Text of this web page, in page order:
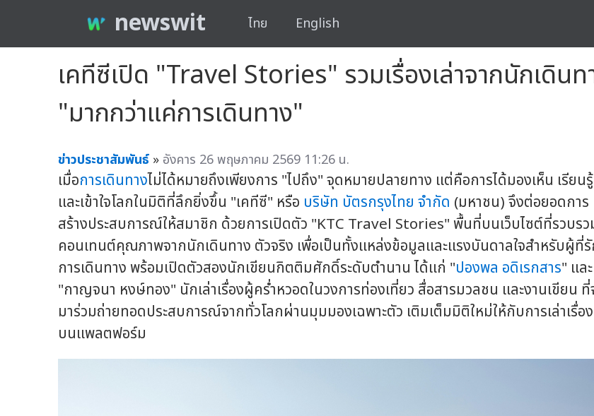
newswit ไทย English
เคทีซีเปิด "Travel Stories" รวมเรื่องเล่าจากนักเดิน
"มากกว่าแค่การเดินทาง"
ข่าวประชาสัมพันธ์ » อังคาร 26 พฤษภาคม 2569 11:26 น.
เมื่อการเดินทางไม่ได้หมายถึงเพียงการ "ไปถึง" จุดหมายปลายทาง แต่คือการได้มองเห็น เรียนรู้
และเข้าใจโลกในมิติที่ลึกยิ่งขึ้น "เคทีซี" หรือ บริษัท บัตรกรุงไทย จำกัด (มหาชน) จึงต่อยอดการ
สร้างประสบการณ์ให้สมาชิก ด้วยการเปิดตัว "KTC Travel Stories" พื้นที่บนเว็บไซต์ที่รวบรว
คอนเทนต์คุณภาพจากนักเดินทาง ตัวจริง เพื่อเป็นทั้งแหล่งข้อมูลและแรงบันดาลใจสำหรับผู้ที่
การเดินทาง พร้อมเปิดตัวสองนักเขียนกิตติมศักดิ์ระดับตำนาน ได้แก่ "ปองพล อดิเรกสาร" และ
"กาญจนา หงษ์ทอง" นักเล่าเรื่องผู้คร่ำหวอดในวงการท่องเที่ยว สื่อสารมวลชน และงานเขียน ที่
มาร่วมถ่ายทอดประสบการณ์จากทั่วโลกผ่านมุมมองเฉพาะตัว เติมเต็มมิติใหม่ให้กับการเล่าเรื่อง
บนแพลตฟอร์ม